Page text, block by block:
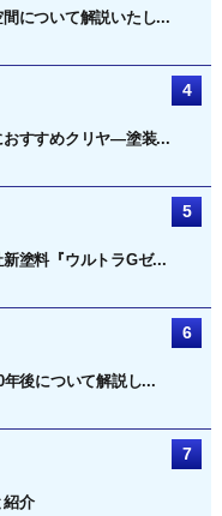
について解説いたし...
おすすめクリヤ―塗装...
塗料『ウルトラGゼ...
年後について解説し...
紹介